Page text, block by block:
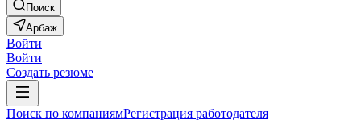
Поиск
Арбаж
Войти
Войти
Создать резюме
Поиск по компаниямРегистрация работодателя